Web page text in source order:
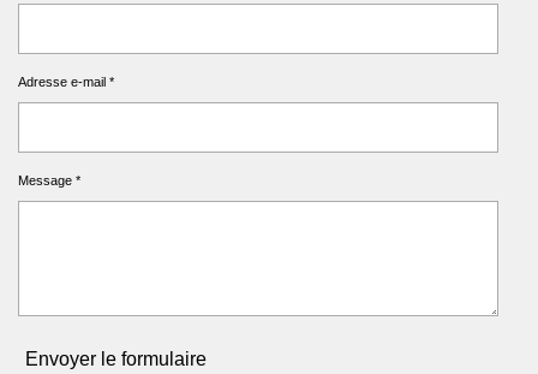
Adresse e-mail *
Message *
Envoyer le formulaire